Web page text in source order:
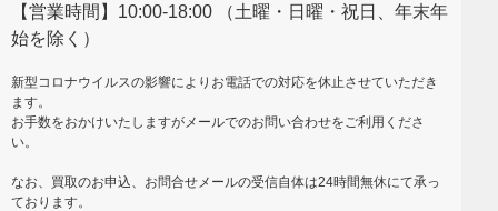
【営業時間】10:00-18:00 （土曜・日曜・祝日、年末年
始を除く）
新型コロナウイルスの影響によりお電話での対応を休止させていただき
ます。
お手数をおかけいたしますがメールでのお問い合わせをご利用くださ
い。
なお、買取のお申込、お問合せメールの受信自体は24時間無休にて承っ
ております。